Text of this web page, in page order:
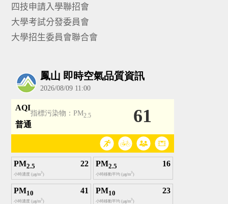
四技申請入學聯招會
大學考試分發委員會
大學招生委員會聯合會